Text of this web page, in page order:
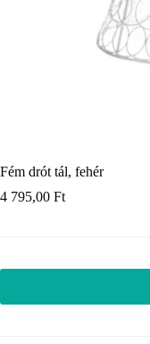
Fém drót tál, fehér
4 795,00 Ft